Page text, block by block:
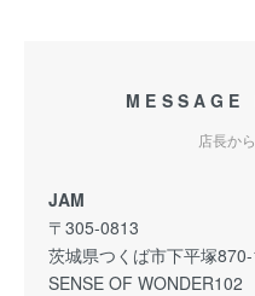
MESSAGE
店長か
JAM
〒305-0813
茨城県つくば市下平塚870-
SENSE OF WONDER102